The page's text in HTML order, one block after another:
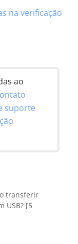
na verificação
ao
suporte
transferir
USB? [5